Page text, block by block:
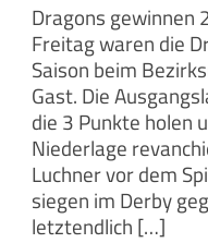
Dragons gewinnen
Freitag waren die
Saison beim
Gast. Die
die 3 Punkte holen
Niederlage
Luchner vor dem
siegen im Derby
letztendlich […]